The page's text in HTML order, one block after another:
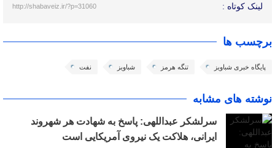
لینک کوتاه : http://shabaveiz.ir/?p=31060
برچسب ها
پایگاه خبری شباویز تنگه هرمز شباویز نفت
نوشته های مشابه
سرلشکر عبداللهی: پاسخ به شهادت هر شهروند
ایرانی، هلاکت یک نیروی آمریکایی است